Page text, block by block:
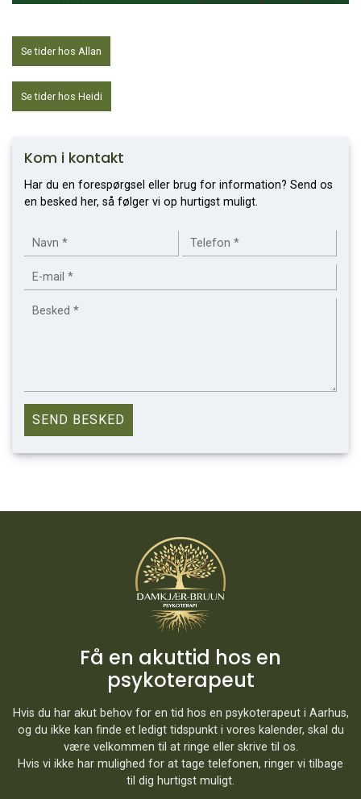
Se tider hos Allan
Se tider hos Heidi
Kom i kontakt
Har du en forespørgsel eller brug for information? Send os
en besked her, så følger vi op hurtigst muligt.
Få en akuttid hos en
psykoterapeut
Hvis du har akut behov for en tid hos en psykoterapeut i Aarhus,
og du ikke kan finde et ledigt tidspunkt i vores kalender, skal du
være velkommen til at ringe eller skrive til os.
Hvis vi ikke har mulighed for at tage telefonen, ringer vi tilbage
til dig hurtigst muligt.